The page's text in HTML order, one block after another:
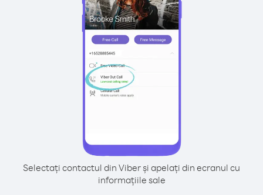
Selectați contactul din Viber și apelați din ecranul cu
informațiile sale